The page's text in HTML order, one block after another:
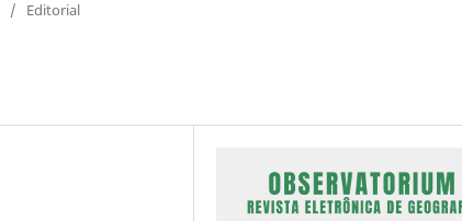
/ Editorial